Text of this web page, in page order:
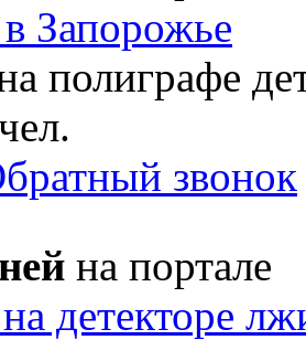
Запорожье
полиграфе
звонок
на портале
детекторе